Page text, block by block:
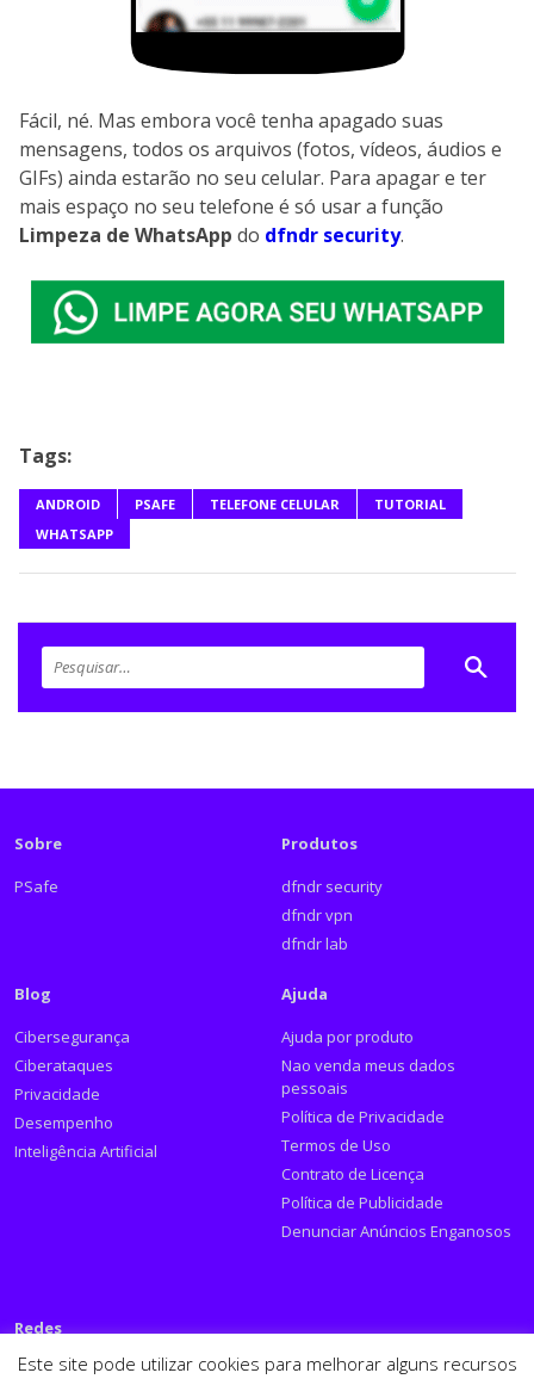
Fácil, né. Mas embora você tenha apagado suas
mensagens, todos os arquivos (fotos, vídeos, áudios e
GIFs) ainda estarão no seu celular. Para apagar e ter
mais espaço no seu telefone é só usar a função
Limpeza de WhatsApp do dfndr security.
Tags:
ANDROID PSAFE TELEFONE CELULAR
TUTORIAL
WHATSAPP
Sobre
PSafe
Produtos
dfndr security
dfndr vpn
dfndr lab
Blog
Cibersegurança
Ciberataques
Privacidade
Desempenho
Inteligência Artificial
Ajuda
Ajuda por produto
Nao venda meus dados
pessoais
Política de Privacidade
Termos de Uso
Contrato de Licença
Política de Publicidade
Denunciar Anúncios Enganosos
Redes
Siga a PSafe:
Este site pode utilizar cookies para melhorar alguns recursos